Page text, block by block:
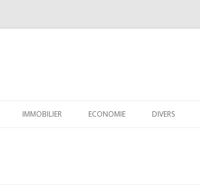
IMMOBILIER ECONOMIE DIVERS